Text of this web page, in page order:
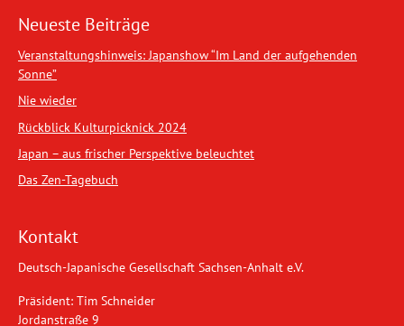
Neueste Beiträge
Veranstaltungshinweis: Japanshow “Im Land der aufgehenden
Sonne”
Nie wieder
Rückblick Kulturpicknick 2024
Japan – aus frischer Perspektive beleuchtet
Das Zen-Tagebuch
Kontakt
Deutsch-Japanische Gesellschaft Sachsen-Anhalt e.V.
Präsident: Tim Schneider
Jordanstraße 9